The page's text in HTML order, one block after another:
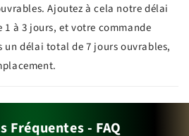
Ajoutez à cela notre délai
à 3 jours, et votre commande
un délai total de 7 jours ouvrables,
Fréquentes - FAQ